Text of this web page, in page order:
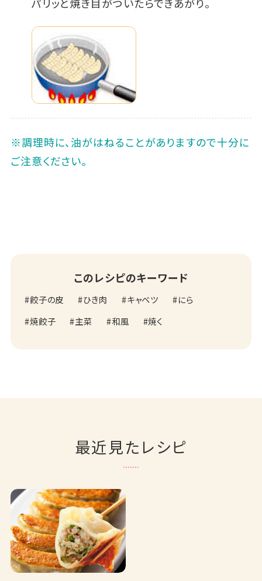
パリッと焼き目がついたらできあがり。
※調理時に、油がはねることがありますので十分に
ご注意ください。
このレシピのキーワード
餃子の皮 ひき肉 キャベツ
にら
焼餃子
主菜 和風 焼く
最近見たレシピ